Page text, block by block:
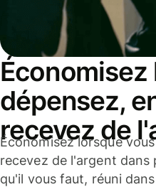
dépensez,
recevez de
Économisez lorsque
recevez de l'argent dans
qu'il vous faut, réuni